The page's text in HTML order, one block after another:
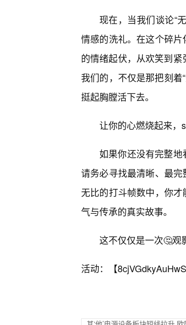
现在，当我们谈论“
情感的洗礼。在这个碎
的情绪起伏，从欢笑到
我们的，不仅是那把刻着
挺起胸膛活下去。
让你的心燃烧起来，
如果你还没有完整
请务必寻找最清晰、最
无比的打斗帧数中，你
气与传承的真实故事。
这不仅仅是一次🤔观
活动：【